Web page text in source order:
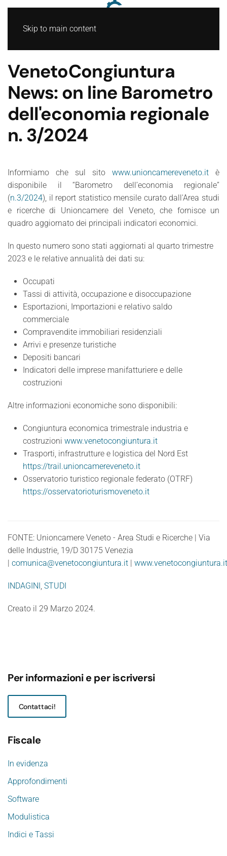
Skip to main content
VenetoCongiuntura
News: on line Barometro
dell'economia regionale
n. 3/2024
Informiamo che sul sito www.unioncamereveneto.it è
disponibile il “Barometro dell’economia regionale”
(n.3/2024), il report statistico mensile curato dall'Area studi
e ricerche di Unioncamere del Veneto, che fornisce un
quadro aggiornato dei principali indicatori economici.
In questo numero sono stati aggiornati al quarto trimestre
2023 e le relative annualità dei dati su:
Occupati
Tassi di attività, occupazione e disoccupazione
Esportazioni, Importazioni e relativo saldo
commerciale
Compravendite immobiliari residenziali
Arrivi e presenze turistiche
Depositi bancari
Indicatori delle imprese manifatturiere e delle
costruzioni
Altre informazioni economiche sono disponibili:
Congiuntura economica trimestrale industria e
costruzioni www.venetocongiuntura.it
Trasporti, infrastrutture e logistica del Nord Est
https://trail.unioncamereveneto.it
Osservatorio turistico regionale federato (OTRF)
https://osservatorioturismoveneto.it
FONTE: Unioncamere Veneto - Area Studi e Ricerche | Via
delle Industrie, 19/D 30175 Venezia
| comunica@venetocongiuntura.it | www.venetocongiuntura.it
INDAGINI, STUDI
Creato il 29 Marzo 2024.
Per informazioni e per iscriversi
Contattaci!
Fiscale
In evidenza
Approfondimenti
Software
Modulistica
Indici e Tassi